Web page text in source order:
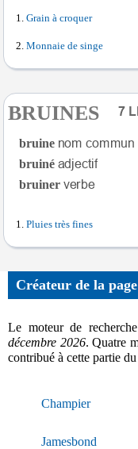
Grain à croquer
Monnaie de singe
BRUINES
bruine
bruiné
bruiner
Pluies très fines
Créateur de la page
Le moteur de
décembre 2026. Quatre
contribué à cette partie
Champier
Jamesbond